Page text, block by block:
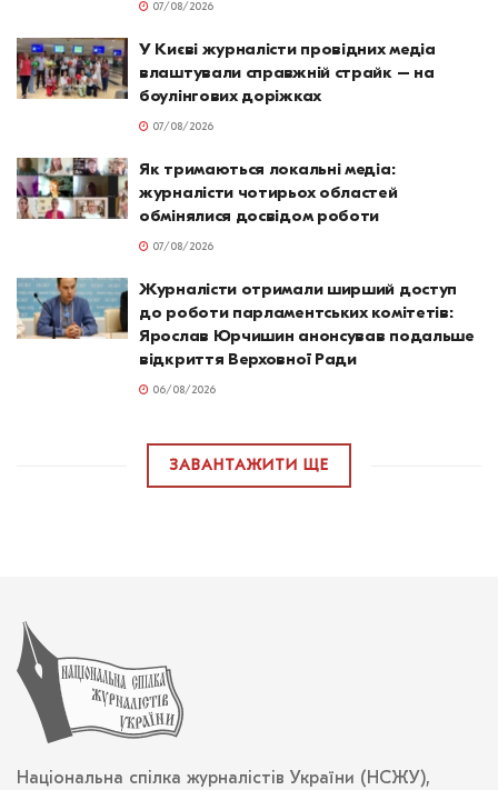
07/08/2026
У Києві журналісти провідних медіа
влаштували справжній страйк – на
боулінгових доріжках
07/08/2026
Як тримаються локальні медіа:
журналісти чотирьох областей
обмінялися досвідом роботи
07/08/2026
Журналісти отримали ширший доступ
до роботи парламентських комітетів:
Ярослав Юрчишин анонсував подальше
відкриття Верховної Ради
06/08/2026
ЗАВАНТАЖИТИ ЩЕ
Національна спілка журналістів України (НСЖУ),